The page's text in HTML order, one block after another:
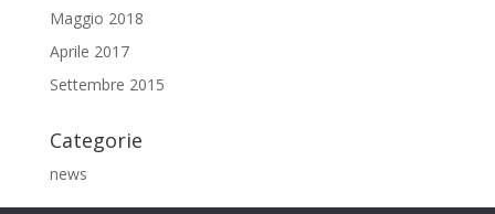
Maggio 2018
Aprile 2017
Settembre 2015
Categorie
news